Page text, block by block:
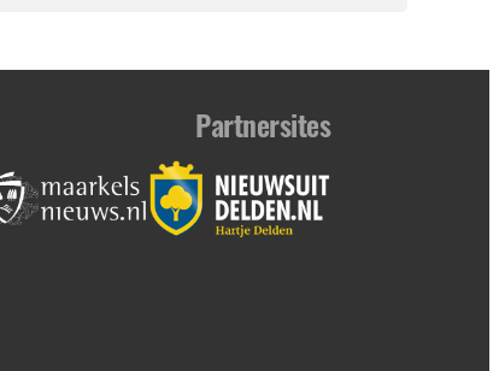
Partnersites